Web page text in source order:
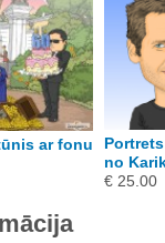
ar fonu
no
€ 25.00